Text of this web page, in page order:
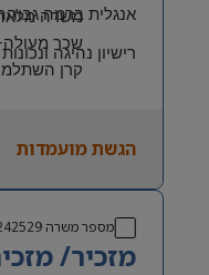
אנגלית ברמה
רישיון נהיגה
משרה מלאה:
שכר
קרן
הגשת מועמדות
מספר משרה
מזכיר/